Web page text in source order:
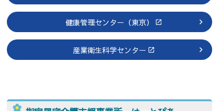
健康管理センター（東京）
産業衛生科学センター